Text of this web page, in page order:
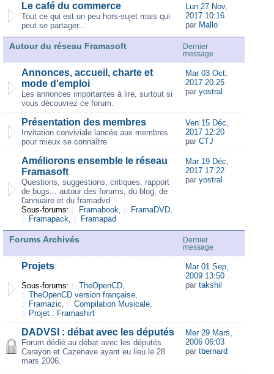
Le café du commerce
Tout ce qui est un peu hors-sujet mais qui
peut se partager...
Lun 27 Nov,
2017 10:16
par Mallo
Autour du réseau Framasoft
Dernier
message
Annonces, accueil, charte et
mode d'emploi
Les annonces importantes à lire, surtout si
vous découvrez ce forum.
Mar 03 Oct,
2017 20:25
par yostral
Présentation des membres
Invitation conviviale lancée aux membres
pour mieux se connaître
Ven 15 Déc,
2017 12:20
par CTJ
Améliorons ensemble le réseau
Framasoft
Questions, suggestions, critiques, rapport
de bugs... autour des forums, du blog, de
l'annuaire et du framadvd
Sous-forums:
Framabook, FramaDVD,
Framapack, Framapad
Mar 19 Déc,
2017 17:22
par yostral
Forums Archivés
Dernier
message
Projets
Sous-forums: TheOpenCD,
TheOpenCD version française,
Framazic, Compilation Musicale,
Projet : Framashirt
Mar 01 Sep,
2009 13:50
par takshil
DADVSI : débat avec les députés
Forum dédié au débat avec les députés
Carayon et Cazenave ayant eu lieu le 28
mars 2006.
Mer 29 Mars,
2006 06:03
par tbernard